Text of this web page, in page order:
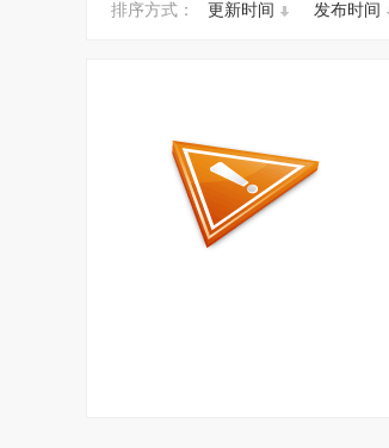
排序方式： 更新时间 发布时间